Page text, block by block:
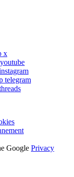
x
telegram
Google Privacy